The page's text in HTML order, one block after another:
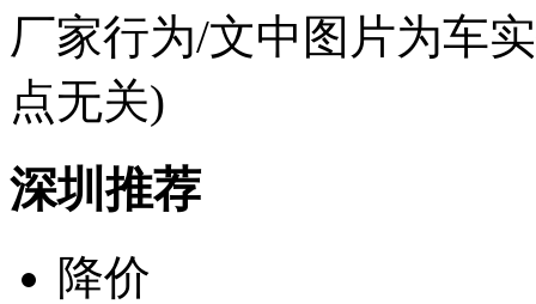
厂家行为/文中图片为车
点无关)
深圳推荐
降价